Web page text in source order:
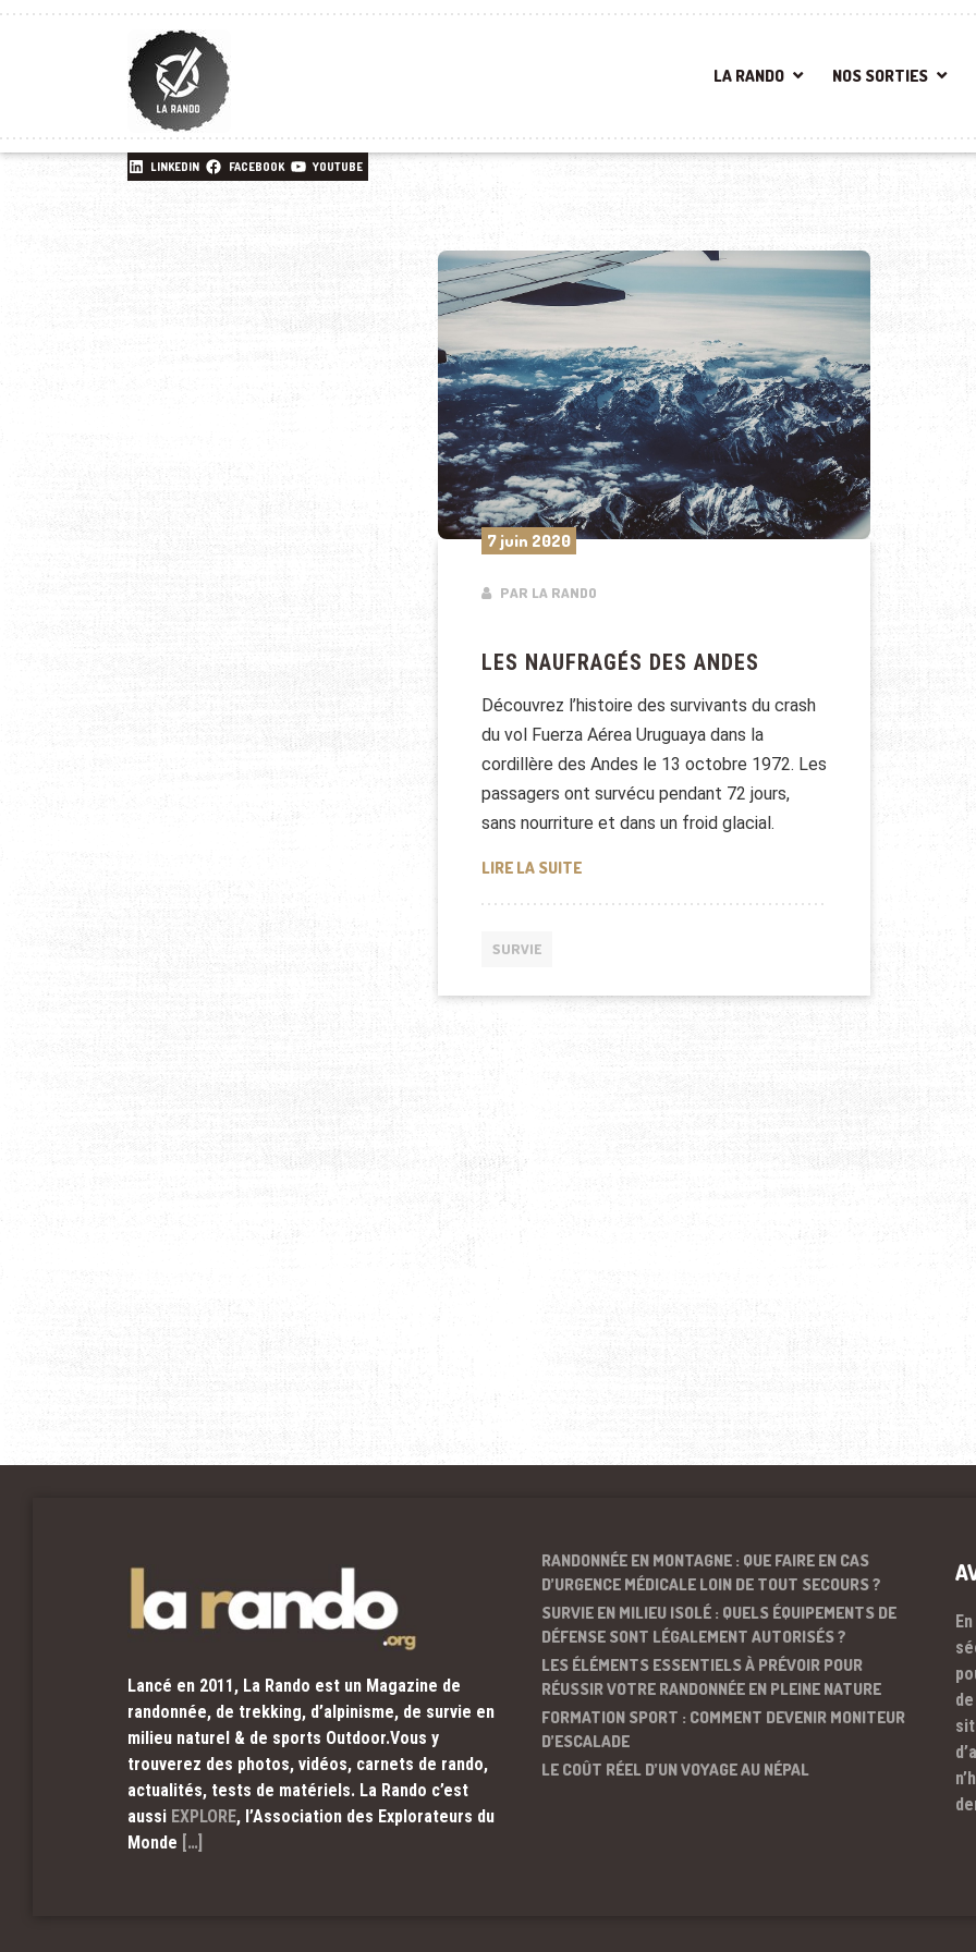
LA RANDO NOS SORTIES
LINKEDIN FACEBOOK YOUTUBE
7 juin 2020
PAR LA RANDO
LES NAUFRAGÉS DES ANDES
Découvrez l’histoire des survivants du crash
du vol Fuerza Aérea Uruguaya dans la
cordillère des Andes le 13 octobre 1972. Les
passagers ont survécu pendant 72 jours,
sans nourriture et dans un froid glacial.
LIRE LA SUITELES NAUFRAGÉS DES ANDES
SURVIE
Lancé en 2011, La Rando est un Magazine de
randonnée, de trekking, d’alpinisme, de survie en
milieu naturel & de sports Outdoor.Vous y
trouverez des photos, vidéos, carnets de rando,
actualités, tests de matériels. La Rando c’est
aussi EXPLORE, l’Association des Explorateurs du
Monde […]
RANDONNÉE EN MONTAGNE : QUE FAIRE EN CAS
D’URGENCE MÉDICALE LOIN DE TOUT SECOURS ?
SURVIE EN MILIEU ISOLÉ : QUELS ÉQUIPEMENTS DE
DÉFENSE SONT LÉGALEMENT AUTORISÉS ?
LES ÉLÉMENTS ESSENTIELS À PRÉVOIR POUR
RÉUSSIR VOTRE RANDONNÉE EN PLEINE NATURE
FORMATION SPORT : COMMENT DEVENIR MONITEUR
D’ESCALADE
LE COÛT RÉEL D’UN VOYAGE AU NÉPAL